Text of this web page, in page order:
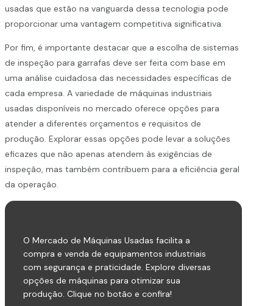
usadas que estão na vanguarda dessa tecnologia pode
proporcionar uma vantagem competitiva significativa.
Por fim, é importante destacar que a escolha de sistemas
de inspeção para garrafas deve ser feita com base em
uma análise cuidadosa das necessidades específicas de
cada empresa. A variedade de máquinas industriais
usadas disponíveis no mercado oferece opções para
atender a diferentes orçamentos e requisitos de
produção. Explorar essas opções pode levar a soluções
eficazes que não apenas atendem às exigências de
inspeção, mas também contribuem para a eficiência geral
da operação.
O Mercado de Máquinas Usadas facilita a
compra e venda de equipamentos industriais
com segurança e praticidade. Explore diversas
opções de máquinas para otimizar sua
produção. Clique no botão e confira!